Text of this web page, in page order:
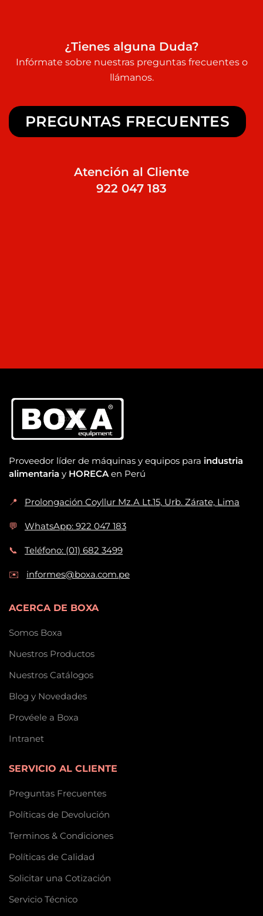
¿Tienes alguna Duda?
Infórmate sobre nuestras preguntas frecuentes o
llámanos.
PREGUNTAS FRECUENTES
Atención al Cliente
922 047 183
Proveedor líder de máquinas y equipos para industria
alimentaria y HORECAen Perú
📍 Prolongación Coyllur Mz.A Lt.15, Urb. Zárate, Lima
💬 WhatsApp: 922 047 183
📞 Teléfono: (01) 682 3499
✉️ informes@boxa.com.pe
ACERCA DE BOXA
Somos Boxa
Nuestros Productos
Nuestros Catálogos
Blog y Novedades
Provéele a Boxa
Intranet
SERVICIO AL CLIENTE
Preguntas Frecuentes
Políticas de Devolución
Terminos & Condiciones
Políticas de Calidad
Solicitar una Cotización
Servicio Técnico